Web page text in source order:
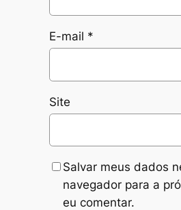
E-mail *
Site
Salvar meus dados
navegador para a
eu comentar.